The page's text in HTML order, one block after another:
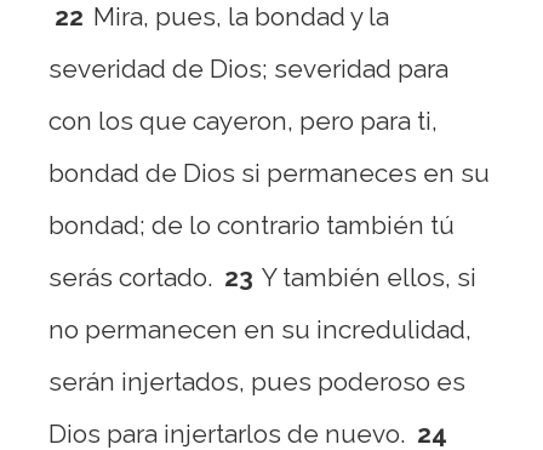
22 Mira, pues, la bondad y la
severidad de Dios; severidad para
con los que cayeron, pero para ti,
bondad de Dios si permaneces en su
bondad; de lo contrario también tú
serás cortado. 23 Y también ellos, si
no permanecen en su incredulidad,
serán injertados, pues poderoso es
Dios para injertarlos de nuevo. 24